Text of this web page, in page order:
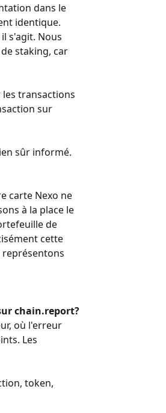
dans le
identique.
s'agit. Nous
staking, car
transactions
sur
sûr informé.
carte Nexo ne
à la place le
de
cette
chain.report?
où l'erreur
Les
token,